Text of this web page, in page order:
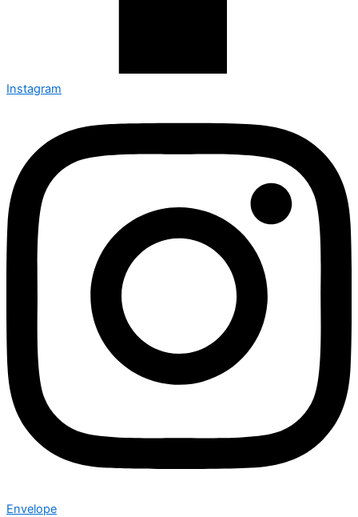
Instagram
Envelope